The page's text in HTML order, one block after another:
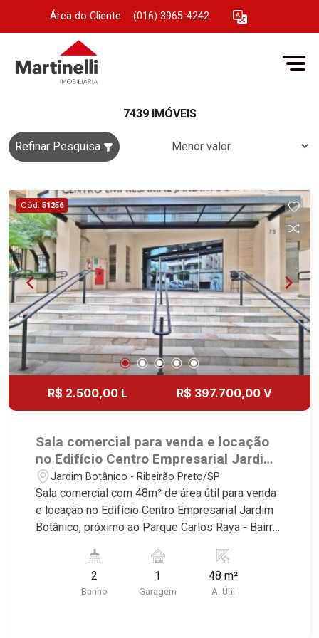
Área do Cliente (016) 3965-4242
7439 IMÓVEIS
Refinar Pesquisa
Cód. 51256
R$ 2.500,00 L R$ 397.700,00 V
Sala comercial para venda e locação
no Edifício Centro Empresarial Jardim
Botânico, próximo ao Parque Carlos
Raya - Ribeirão Preto/SP.
Jardim Botânico - Ribeirão Preto/SP
Sala comercial com 48m² de área útil para venda
e locação no Edifício Centro Empresarial Jardim
Botânico, próximo ao Parque Carlos Raya - Bairro
características deste imóvel que a Martinelli
Imobiliária selecionou para você: - 48m² de área
útil - 2 WCs masculino e feminino - Copa - 1 vaga
2
Banho
1
Garagem
48 m²
A. Útil